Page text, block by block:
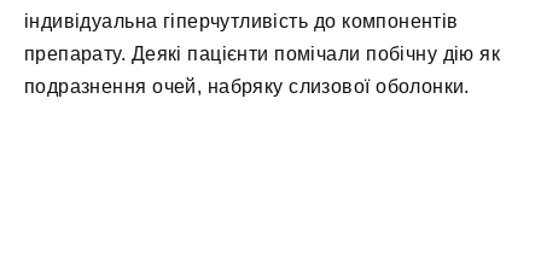
індивідуальна гіперчутливість до компонентів
препарату. Деякі пацієнти помічали побічну дію як
подразнення очей, набряку слизової оболонки.